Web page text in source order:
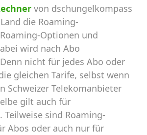
von dschungelkompass
die Roaming-
Optionen und
wird nach Abo
nicht für jedes Abo oder
gleichen Tarife, selbst wenn
Schweizer Telekomanbieter
gilt auch für
Teilweise sind Roaming-
Abos oder auch nur für